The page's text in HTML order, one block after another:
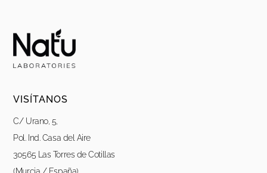
VISÍTANOS
C/ Urano, 5,
Pol. Ind. Casa del Aire
30565 Las Torres de Cotillas